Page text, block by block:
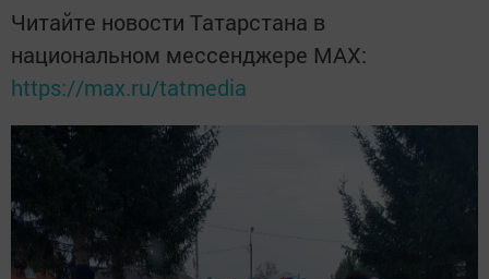
Читайте новости Татарстана в
национальном мессенджере MАХ:
https://max.ru/tatmedia